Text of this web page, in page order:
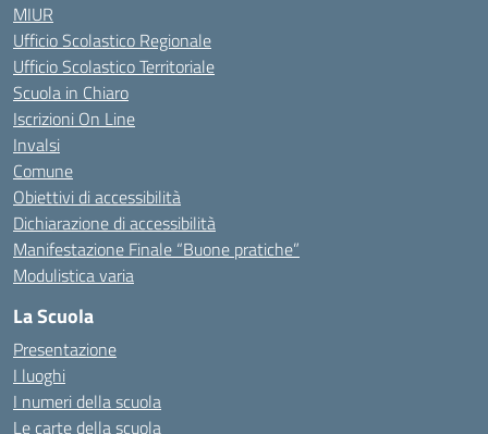
MIUR
Ufficio Scolastico Regionale
Ufficio Scolastico Territoriale
Scuola in Chiaro
Iscrizioni On Line
Invalsi
Comune
Obiettivi di accessibilità
Dichiarazione di accessibilità
Manifestazione Finale “Buone pratiche”
Modulistica varia
La Scuola
Presentazione
I luoghi
I numeri della scuola
Le carte della scuola